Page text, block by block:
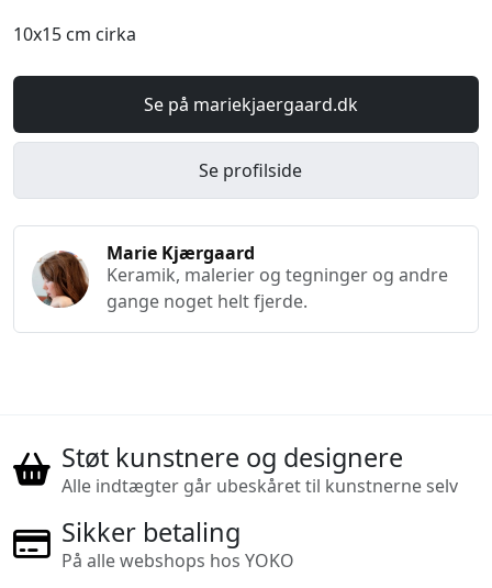
10x15 cm cirka
Se på mariekjaergaard.dk
Se profilside
Marie Kjærgaard
Keramik, malerier og tegninger og andre
gange noget helt fjerde.
Støt kunstnere og designere
Alle indtægter går ubeskåret til kunstnerne selv
Sikker betaling
På alle webshops hos YOKO